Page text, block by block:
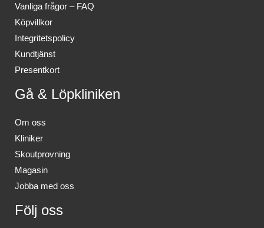
Vanliga frågor – FAQ
Köpvillkor
Integritetspolicy
Kundtjänst
Presentkort
Gå & Löpkliniken
Om oss
Kliniker
Skoutprovning
Magasin
Jobba med oss
Följ oss